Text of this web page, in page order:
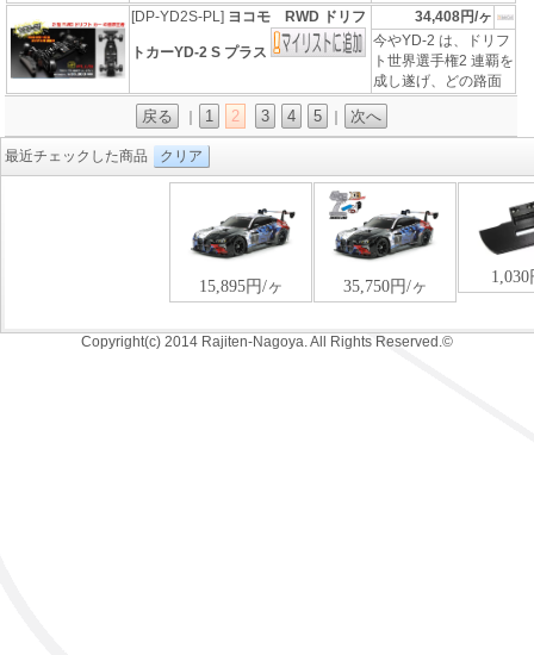
[DP-YD2S-PL] ヨコモ RWD ドリフ
トカーYD-2 S プラス
34,408円/ヶ
今やYD-2 は、ドリフ
ト世界選手権2 連覇を
成し遂げ、どの路面
戻る 1 2 3 4 5 次へ
最近チェックした商品 クリア
Copyright(c) 2014 Rajiten-Nagoya. All Rights Reserved.©